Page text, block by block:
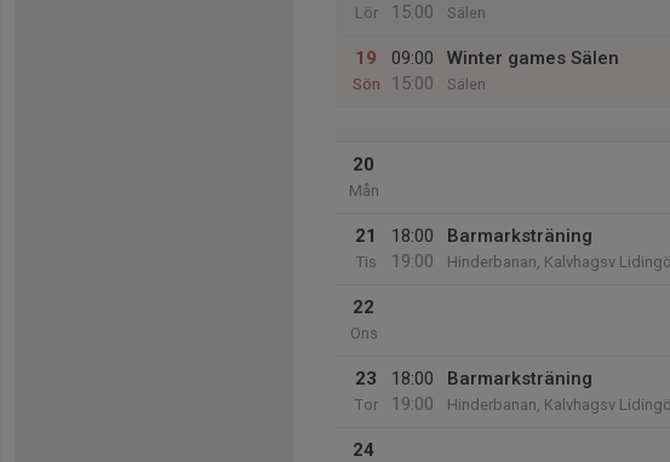
Lör
15:00
Sälen
19
Sön
09:00
15:00
Winter games Sälen
Sälen
20
Mån
21
Tis
18:00
19:00
Barmarksträning
Hinderbanan, Kalvhagsv Lidingö
22
Ons
23
Tor
18:00
19:00
Barmarksträning
Hinderbanan, Kalvhagsv Lidingö
24